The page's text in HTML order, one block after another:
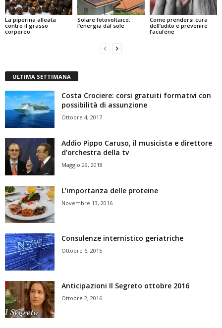
La piperina alleata
contro il grasso
corporeo
Solare fotovoltaico:
l’energia dal sole
Come prendersi cura
dell’udito e prevenire
l’acufene
ULTIMA SETTIMANA
Costa Crociere: corsi gratuiti formativi con
possibilità di assunzione
Ottobre 4, 2017
Addio Pippo Caruso, il musicista e direttore
d’orchestra della tv
Maggio 29, 2018
L’importanza delle proteine
Novembre 13, 2016
Consulenze internistico geriatriche
Ottobre 6, 2015
Anticipazioni Il Segreto ottobre 2016
Ottobre 2, 2016